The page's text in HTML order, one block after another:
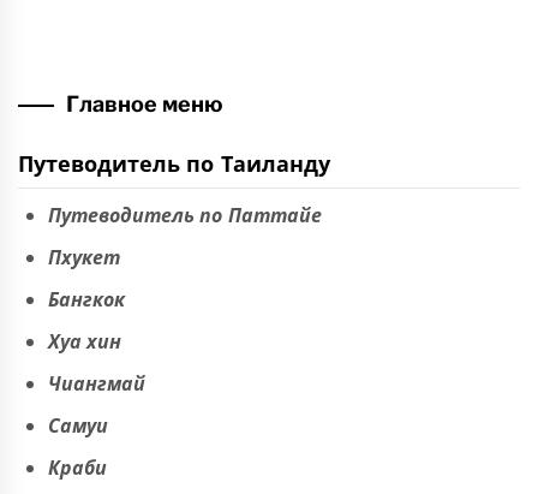
Главное меню
Путеводитель по Таиланду
Путеводитель по Паттайе
Пхукет
Бангкок
Хуа хин
Чиангмай
Самуи
Краби